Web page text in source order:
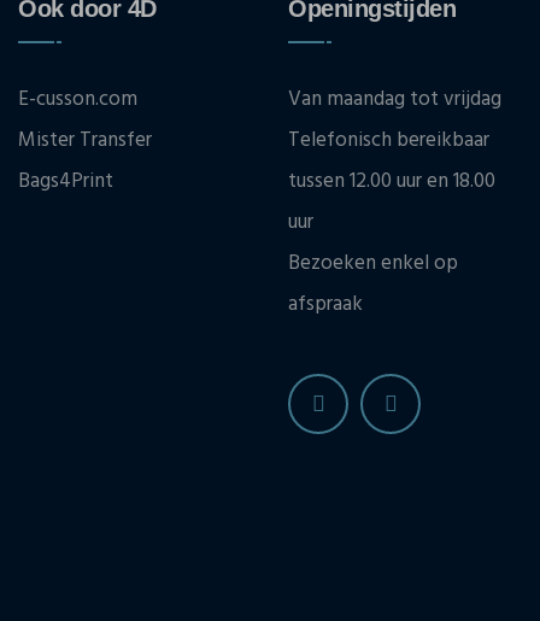
Ook door 4D
E-cusson.com
Mister Transfer
Bags4Print
Openingstijden
Van maandag tot vrijdag
Telefonisch bereikbaar
tussen 12.00 uur en 18.00
uur
Bezoeken enkel op
afspraak